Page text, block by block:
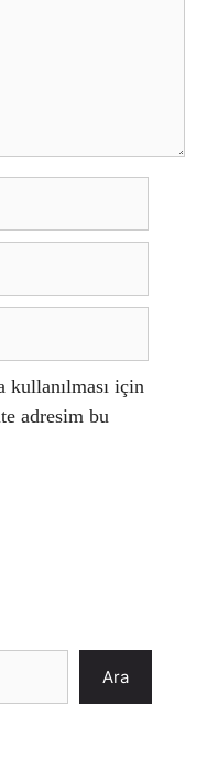
kullanılması için
adresim bu
Ara